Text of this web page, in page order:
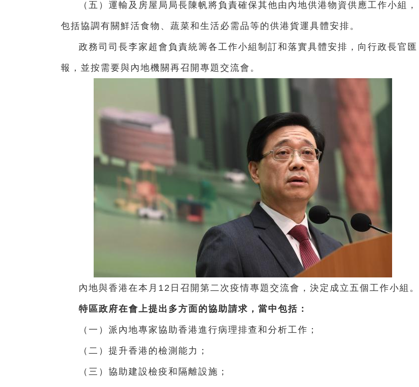
（五）運輸及房屋局局長陳帆將負責確保其他由內地供港物資供應工作小組，
包括協調有關鮮活食物、蔬菜和生活必需品等的供港貨運具體安排。
政務司司長李家超會負責統籌各工作小組制訂和落實具體安排，向行政長官匯
報，並按需要與內地機關再召開專題交流會。
內地與香港在本月12日召開第二次疫情專題交流會，決定成立五個工作小組。
特區政府在會上提出多方面的協助請求，當中包括：
（一）派內地專家協助香港進行病理排查和分析工作；
（二）提升香港的檢測能力；
（三）協助建設檢疫和隔離設施；